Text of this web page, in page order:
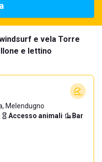
e vela Torre
e lettino
Melendugno
Accesso animali· Bar·